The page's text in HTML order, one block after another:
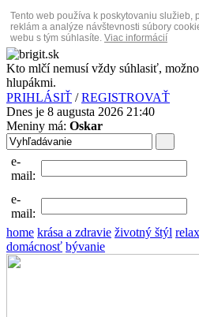
Tento web používa k poskytovaniu služieb,
reklám a analýze návštevnosti súbory
webu s tým súhlasíte. Viac informácií
Kto mlčí nemusí vždy súhlasiť,
hlupákmi.
PRIHLÁSIŤ /REGISTROVAŤ
Dnes je 8 augusta 2026 21:40
Meniny má: Oskar
e-
mail:
e-
mail:
home krása a zdravie životný štýl relax
domácnosť bývanie